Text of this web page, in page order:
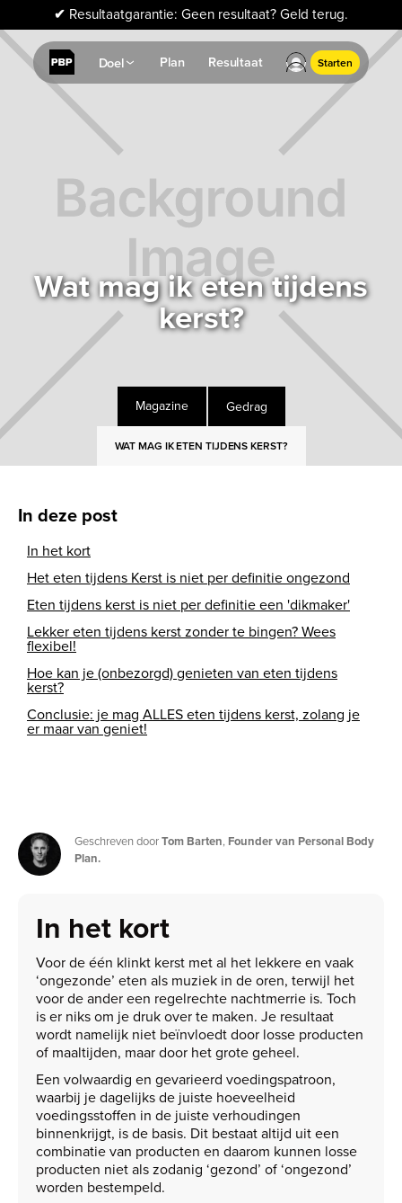
✔ Resultaatgarantie: Geen resultaat? Geld terug.
Doel Plan Resultaat Starten
Wat mag ik eten tijdens
kerst?
Magazine Gedrag
WAT MAG IK ETEN TIJDENS KERST?
In deze post
In het kort
Het eten tijdens Kerst is niet per definitie ongezond
Eten tijdens kerst is niet per definitie een 'dikmaker'
Lekker eten tijdens kerst zonder te bingen? Wees
flexibel!
Hoe kan je (onbezorgd) genieten van eten tijdens
kerst?
Conclusie: je mag ALLES eten tijdens kerst, zolang je
er maar van geniet!
Geschreven doorTom Barten, Founder van Personal Body
Plan.
In het kort
Voor de één klinkt kerst met al het lekkere en vaak
‘ongezonde’ eten als muziek in de oren, terwijl het
voor de ander een regelrechte nachtmerrie is. Toch
is er niks om je druk over te maken. Je resultaat
wordt namelijk niet beïnvloedt door losse producten
of maaltijden, maar door het grote geheel.
Een volwaardig en gevarieerd voedingspatroon,
waarbij je dagelijks de juiste hoeveelheid
voedingsstoffen in de juiste verhoudingen
binnenkrijgt, is de basis. Dit bestaat altijd uit een
combinatie van producten en daarom kunnen losse
producten niet als zodanig ‘gezond’ of ‘ongezond’
worden bestempeld.